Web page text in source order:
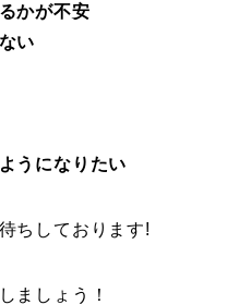
かが不安
い
うになりたい
ちしております!
ましょう！